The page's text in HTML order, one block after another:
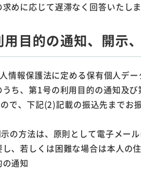
めに応じて遅滞なく回答いたしま
目的の通知、開示
情報保護法に定める保有個人デ
ち、第1号の利用目的の通知及
で、下記(2)記載の振込先までお
の方法は、原則として電子メー
、若しくは困難な場合は本人の
通知